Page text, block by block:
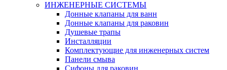
ИНЖЕНЕРНЫЕ СИСТЕМЫ
Донные клапаны для ванн
Донные клапаны для раковин
Душевые трапы
Инсталляции
Комплектующие для инженерных систем
Панели смыва